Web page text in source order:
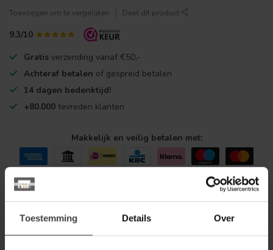
Toestemming Details Over
Toevoegen om te vergelijken Deel dit product
9.3/10
Gratis verzending vanaf €50,-
Achteraf betalen of gespreid betalen
14 dagen bedenktijd!
+80.000 tevreden klanten
Makkelijk en veilig betalen met: